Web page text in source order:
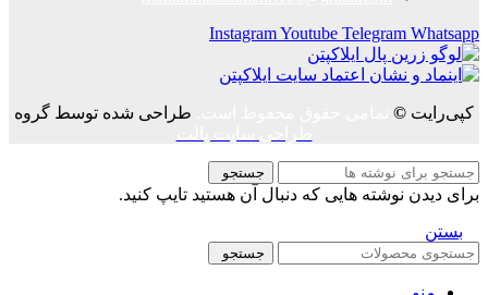
InstagramYoutube Telegram Whatsapp
کپی‌رایت ©
طراحی شده توسط گروه
جستجو
برای دیدن نوشته هایی که دنبال آن هستید تایپ کنید.
بستن
جستجو